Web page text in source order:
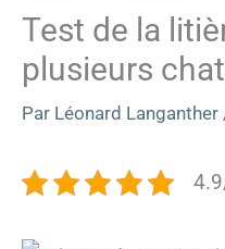
Test de la
plusieurs
Par Léonard Langanther